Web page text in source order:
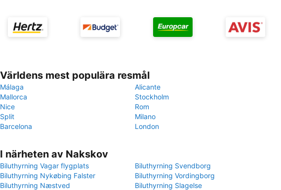
Världens mest populära resmål
Málaga
Alicante
Mallorca
Stockholm
Nice
Rom
Split
Milano
Barcelona
London
I närheten av Nakskov
Biluthyrning Vagar flygplats
Biluthyrning Svendborg
Biluthyrning Nykøbing Falster
Biluthyrning Vordingborg
Biluthyrning Næstved
Biluthyrning Slagelse